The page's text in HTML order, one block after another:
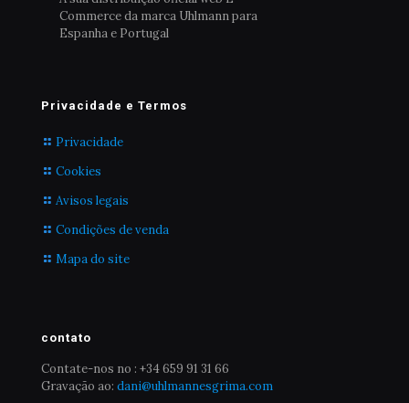
Commerce da marca Uhlmann para
Espanha e Portugal
Privacidade e Termos
Privacidade
Cookies
Avisos legais
Condições de venda
Mapa do site
contato
Contate-nos no : +34 659 91 31 66
Gravação ao: dani@uhlmannesgrima.com